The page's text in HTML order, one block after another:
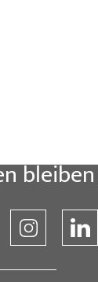
bleiben